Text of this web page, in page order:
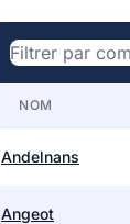
NOM
Andelnans
Angeot